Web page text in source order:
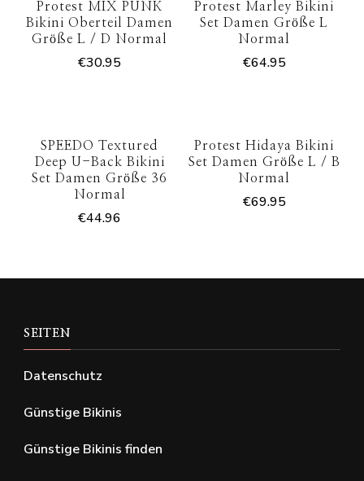
Protest MIX PUNK
Bikini Oberteil Damen
Größe L / D Normal
€30.95
Protest Marley Bikini
Set Damen Größe L
Normal
€64.95
SPEEDO Textured
Deep U-Back Bikini
Set Damen Größe 36
Normal
€44.96
Protest Hidaya Bikini
Set Damen Größe L / B
Normal
€69.95
SEITEN
Datenschutz
Günstige Bikinis
Günstige Bikinis finden